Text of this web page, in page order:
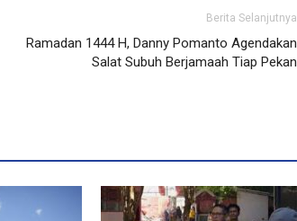
Berita Selanjutnya
Ramadan 1444 H, Danny Pomanto Agendakan
Salat Subuh Berjamaah Tiap Pekan